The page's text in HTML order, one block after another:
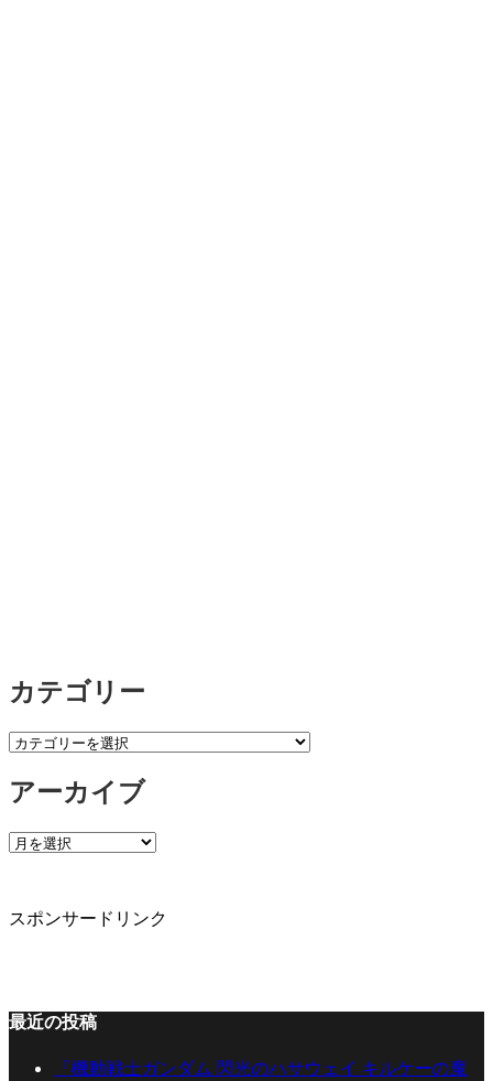
カテゴリー
カ
ゴ
ー
アーカイブ
ア
イ
スポンサードリンク
最近の投稿
『機動戦士ガンダム 閃光のハサウェイ キルケーの魔